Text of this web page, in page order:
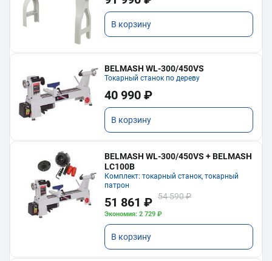
В корзину
BELMASH WL-300/450VS
Токарный станок по дереву
40 990 ₽
В корзину
BELMASH WL-300/450VS + BELMASH
LC100B
Комплект: токарный станок, токарный
патрон
51 861 ₽ 54 590 ₽
Экономия: 2 729 ₽
В корзину